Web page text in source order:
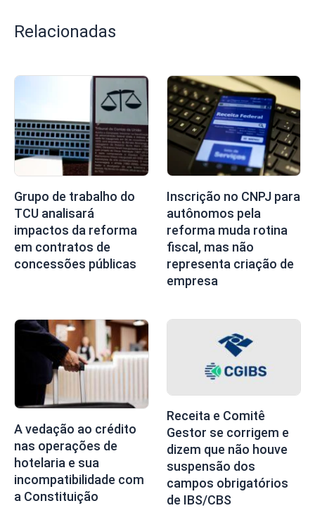
Relacionadas
Grupo de trabalho do
TCU analisará
impactos da reforma
em contratos de
concessões públicas
Inscrição no CNPJ para
autônomos pela
reforma muda rotina
fiscal, mas não
representa criação de
empresa
A vedação ao crédito
nas operações de
hotelaria e sua
incompatibilidade com
a Constituição
Receita e Comitê
Gestor se corrigem e
dizem que não houve
suspensão dos
campos obrigatórios
de IBS/CBS